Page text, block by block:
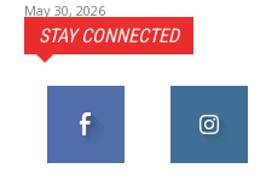
May 30, 2026
STAY CONNECTED